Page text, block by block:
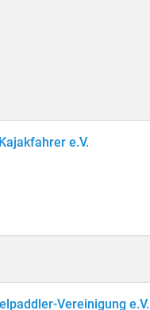
e.V.
Vereinigung e.V.